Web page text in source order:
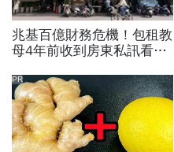
兆基百億財務危機！包租教
母4年前收到房東私訊看出
危」：為何租約越多，風險
越高？
PR